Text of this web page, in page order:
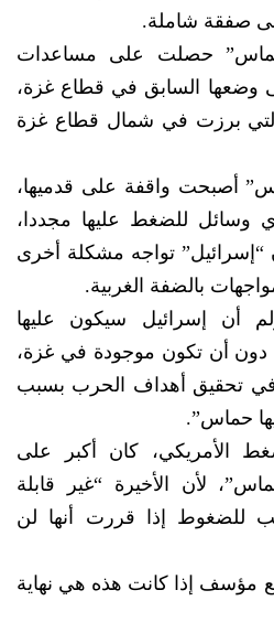
صفقة شاملة.
حصلت على مساعدات
وضعها السابق في قطاع غزة،
التي برزت في شمال قطاع غزة
أصبحت واقفة على قدميها،
وسائل للضغط عليها مجددا،
تواجه مشكلة أخرى
بالضفة الغربية.
أن إسرائيل سيكون عليها
دون أن تكون موجودة في غزة،
في تحقيق أهداف الحرب بسبب
حماس”.
الأمريكي، كان أكبر على
لأن الأخيرة “غير قابلة
للضغوط إذا قررت أنها لن
مؤسف إذا كانت هذه هي نهاية